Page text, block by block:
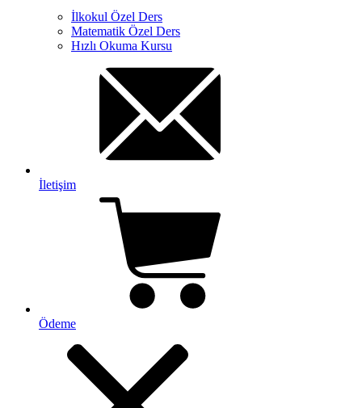
İlkokul Özel Ders
Matematik Özel Ders
Hızlı Okuma Kursu
İletişim
Ödeme